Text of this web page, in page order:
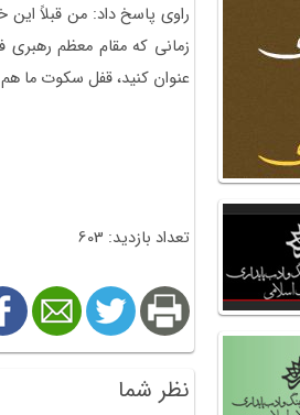
راوی پاسخ داد: من قبلاً این
زمانی که مقام معظم رهبری
عنوان کنید، قفل سکوت ما هم
تعداد بازدید: 603
نظر شما